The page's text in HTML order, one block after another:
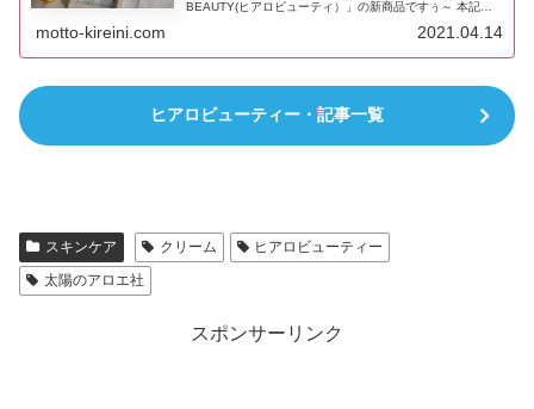
BEAUTY(ヒアロビューティ）」の新商品ですぅ～ 本記事
motto-kireini.com 2021.04.14
ヒアロビューティー・記事一覧
スキンケア クリーム
ヒアロビューティー
太陽のアロエ社
スポンサーリンク